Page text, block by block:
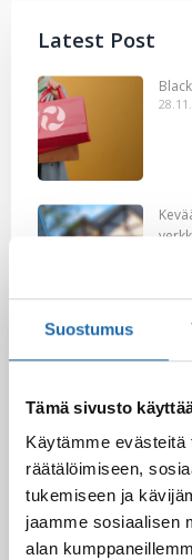
Suostumus
Tämä sivusto
Käytämme
räätälöimiseen,
tukemiseen ja
jaamme sosiaalisen
alan
Latest Post